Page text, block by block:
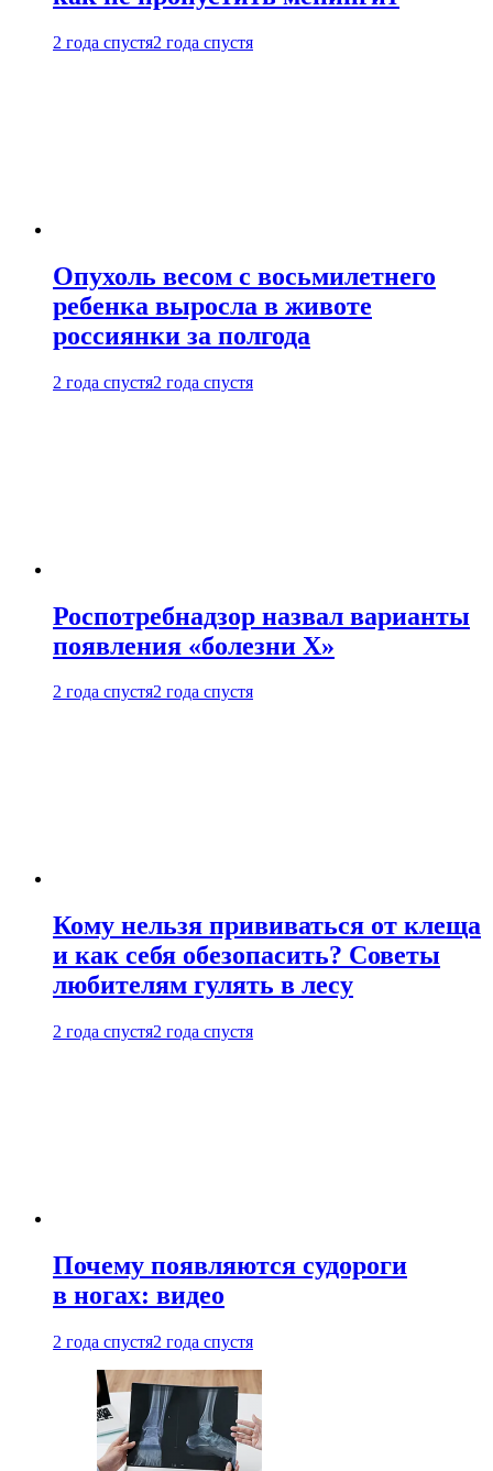
2 года спустя2 года спустя
Опухоль весом с восьмилетнего
ребенка выросла в животе
россиянки за полгода
2 года спустя2 года спустя
Роспотребнадзор назвал варианты
появления «болезни Х»
2 года спустя2 года спустя
Кому нельзя прививаться от клеща
и как себя обезопасить? Советы
любителям гулять в лесу
2 года спустя2 года спустя
Почему появляются судороги
в ногах: видео
2 года спустя2 года спустя